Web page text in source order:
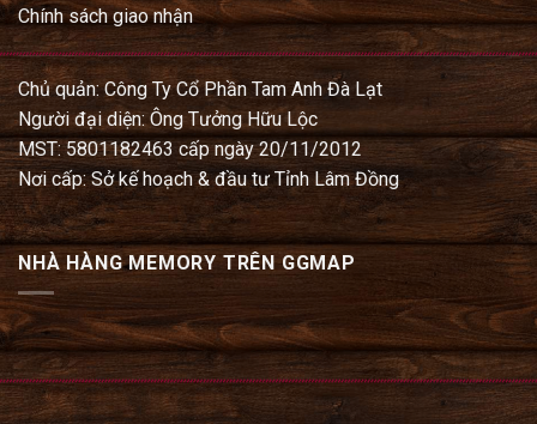
Chính sách giao nhận
Chủ quản: Công Ty Cổ Phần Tam Anh Đà Lạt
Người đại diện: Ông Tưởng Hữu Lộc
MST: 5801182463 cấp ngày 20/11/2012
Nơi cấp: Sở kế hoạch & đầu tư Tỉnh Lâm Đồng
NHÀ HÀNG MEMORY TRÊN GGMAP